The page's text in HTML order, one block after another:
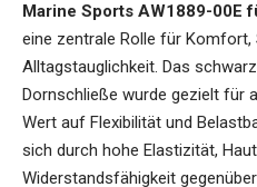
Marine Sports AW1889-00E
eine zentrale Rolle für Komfort,
Alltagstauglichkeit. Das
Dornschließe wurde gezielt für
Wert auf Flexibilität und
sich durch hohe Elastizität,
Widerstandsfähigkeit